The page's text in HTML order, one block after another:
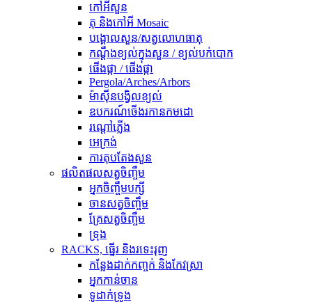
កៅអីសួន
តុ និងកៅអី Mosaic
បង្គោលសួន/សត្វលោហធាតុ
កណ្តឹងខ្យល់ក្នុងសួន / ខ្យល់បក់បោក
ផើងផ្កា / ផើងផ្កា
Pergola/Arches/Arbors
ម៉ាស៊ីនបង្វិលខ្យល់
ឧបករណ៍ចើងរកានកមដោ
រ​ណ្តៅ​ភ្លើង
អេក្រង់
ការតុបតែងសួន
ផលិតផលសត្វចិញ្ចឹម
អ្នកចិញ្ចឹមបក្សី
ចានសត្វចិញ្ចឹម
គ្រែសត្វចិញ្ចឹម
ទ្រុង
RACKS, ធ្នើរ និងរទេះរុញ
កន្លែងដាក់កញ្ចក់ និងកែវស្រា
អ្នកកាន់ចាន
ទូដាក់ទ្រូង